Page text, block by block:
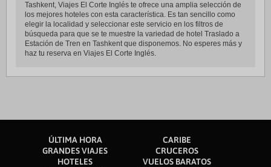
Tashkent, Viajes El Corte Inglés te ofrece una amplia selección de
los mejores hoteles con esta característica. Es tan sencillo como
elegir la localidad y seleccionar este servicio en los filtros de
búsqueda para que se te muestre la variedad de hotel Traslado a
Estación de Tren en Tashkent que disponemos. No esperes más y
haz tu reserva en Viajes El Corte Inglés.
ÚLTIMA HORA
CARIBE
GRANDES VIAJES
CRUCEROS
HOTELES
VUELOS BARATOS